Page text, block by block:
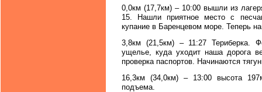
0,0км (17,7км) – 10:00 вышли из
15. Нашли приятное место с
купание в Баренцевом море. Теперь
3,8км (21,5км) – 11:27 Териберка.
ущелье, куда уходит наша дорога
проверка паспортов. Начинаются
16,3км (34,0км) – 13:00 высота
подъема.